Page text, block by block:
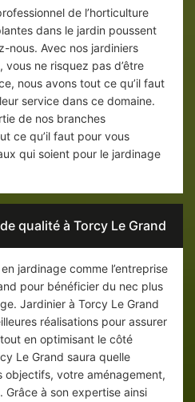
de l’horticulture
dans le jardin poussent
nous. Avec nos jardiniers
ne risquez pas d’être
nous avons tout ce qu’il faut
service dans ce domaine.
de nos branches
ce qu’il faut pour vous
qui soient pour le jardinage
qualité à Torcy Le Grand
jardinage comme l’entreprise
pour bénéficier du nec plus
Jardinier à Torcy Le Grand
réalisations pour assurer
en optimisant le côté
Le Grand saura quelle
objectifs, votre aménagement,
à son expertise ainsi